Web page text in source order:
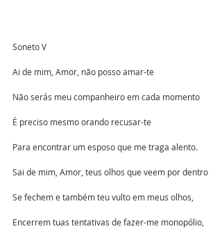
Soneto V
Ai de mim, Amor, não posso amar-te
Não serás meu companheiro em cada momento
É preciso mesmo orando recusar-te
Para encontrar um esposo que me traga alento.
Sai de mim, Amor, teus olhos que veem por dentro
Se fechem e também teu vulto em meus olhos,
Encerrem tuas tentativas de fazer-me monopólio,